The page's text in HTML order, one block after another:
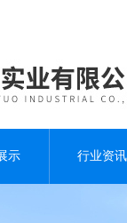
示 行业资讯